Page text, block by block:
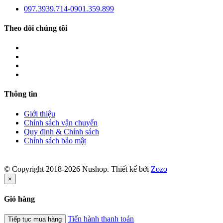
097.3939.714-0901.359.899
Theo dõi chúng tôi
Thông tin
Giới thiệu
Chính sách vận chuyển
Quy định & Chính sách
Chính sách bảo mật
© Copyright 2018-2026 Nushop. Thiết kế bởi Zozo
×
Giỏ hàng
Tiếp tục mua hàng Tiến hành thanh toán